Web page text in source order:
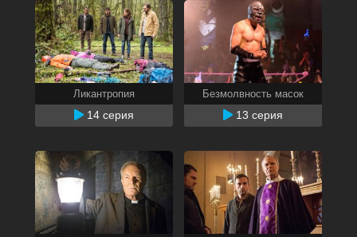
Ликантропия
14 серия
Безмолвность масок
13 серия